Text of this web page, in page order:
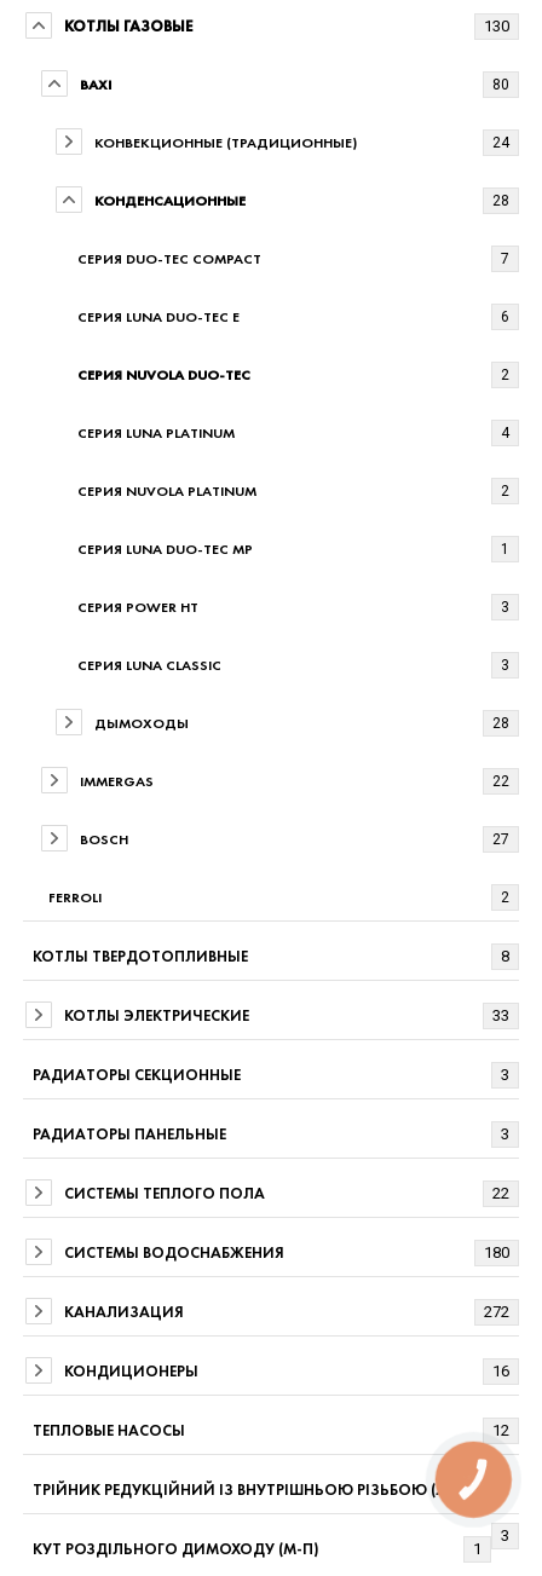
КОТЛЫ ГАЗОВЫЕ 130
BAXI 80
КОНВЕКЦИОННЫЕ (ТРАДИЦИОННЫЕ) 24
КОНДЕНСАЦИОННЫЕ 28
СЕРИЯ DUO-TEC COMPACT 7
СЕРИЯ LUNA DUO-TEC E 6
СЕРИЯ NUVOLA DUO-TEC 2
СЕРИЯ LUNA PLATINUM 4
СЕРИЯ NUVOLA PLATINUM 2
СЕРИЯ LUNA DUO-TEC MP 1
СЕРИЯ POWER HT 3
СЕРИЯ LUNA CLASSIC 3
ДЫМОХОДЫ 28
IMMERGAS 22
BOSCH 27
FERROLI 2
КОТЛЫ ТВЕРДОТОПЛИВНЫЕ 8
КОТЛЫ ЭЛЕКТРИЧЕСКИЕ 33
РАДИАТОРЫ СЕКЦИОННЫЕ 3
РАДИАТОРЫ ПАНЕЛЬНЫЕ 3
СИСТЕМЫ ТЕПЛОГО ПОЛА 22
СИСТЕМЫ ВОДОСНАБЖЕНИЯ 180
КАНАЛИЗАЦИЯ 272
КОНДИЦИОНЕРЫ 16
ТЕПЛОВЫЕ НАСОСЫ 12
ТРІЙНИК РЕДУКЦІЙНИЙ ІЗ ВНУТРІШНЬОЮ РІЗЬБОЮ (ЛАТУНЬ)
3
КУТ РОЗДІЛЬНОГО ДИМОХОДУ (М-П) 1
КНОПКА
ЗВ'ЯЗКУ